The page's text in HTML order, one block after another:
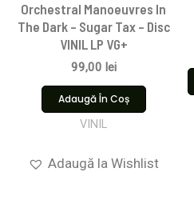
Orchestral Manoeuvres In
The Dark – Sugar Tax – Disc
VINIL LP VG+
99,00 lei
Adaugă În Coș
VINIL
Adaugă la Wishlist